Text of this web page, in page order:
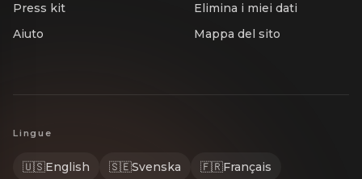
Press kit
Aiuto
Elimina i miei dati
Mappa del sito
Lingue
🇺🇸English 🇸🇪Svenska 🇫🇷Français